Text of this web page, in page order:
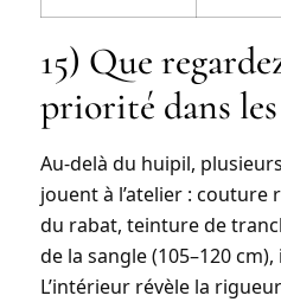
15) Que
priorité dans
Au-delà du huipil,
jouent à l’atelier :
du rabat, teinture de
de la sangle (105–120
L’intérieur révèle la